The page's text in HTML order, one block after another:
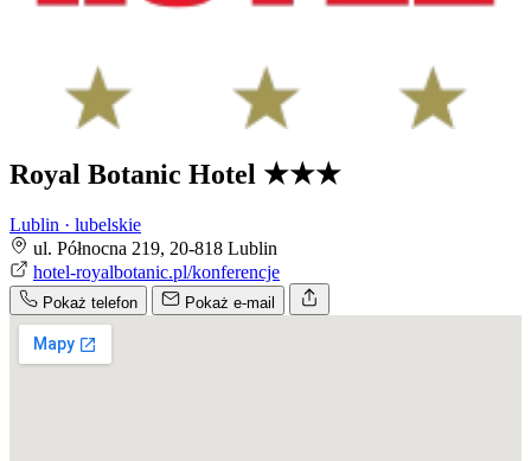
Royal Botanic Hotel ★★★
Lublin · lubelskie
ul. Północna 219, 20-818 Lublin
hotel-royalbotanic.pl/konferencje
Pokaż telefon Pokaż e-mail